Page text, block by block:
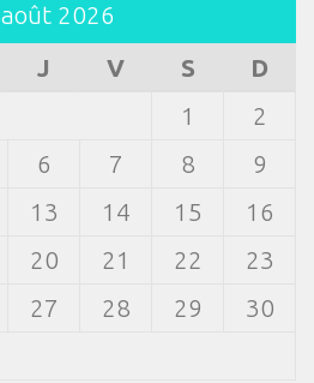
août 2026
J V S
D
1
2
6 7 8
9
13 14 15
16
20 21 22
23
27 28 29
30